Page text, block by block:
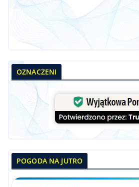
OZNACZENI
POGODA NA JUTRO